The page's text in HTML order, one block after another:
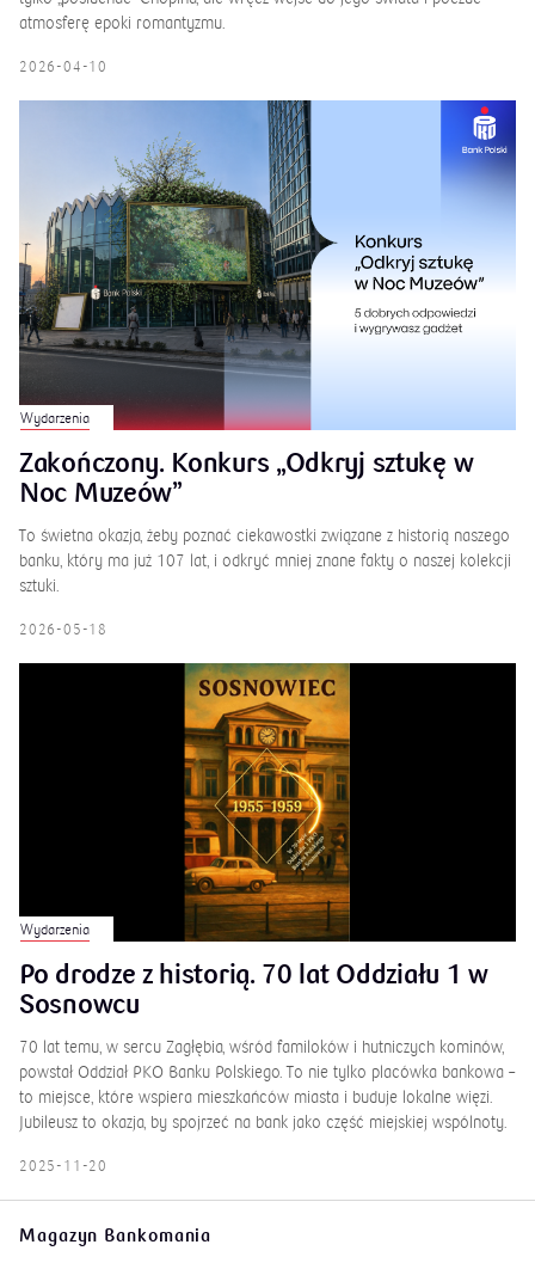
atmosferę epoki romantyzmu.
2026-04-10
Wydarzenia
Zakończony. Konkurs „Odkryj sztukę w
Noc Muzeów”
To świetna okazja, żeby poznać ciekawostki związane z historią naszego
banku, który ma już 107 lat, i odkryć mniej znane fakty o naszej kolekcji
sztuki.
2026-05-18
Wydarzenia
Po drodze z historią. 70 lat Oddziału 1 w
Sosnowcu
70 lat temu, w sercu Zagłębia, wśród familoków i hutniczych kominów,
powstał Oddział PKO Banku Polskiego. To nie tylko placówka bankowa –
to miejsce, które wspiera mieszkańców miasta i buduje lokalne więzi.
Jubileusz to okazja, by spojrzeć na bank jako część miejskiej wspólnoty.
2025-11-20
Magazyn Bankomania